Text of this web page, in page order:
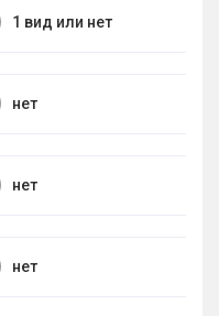
1 вид или нет
нет
нет
нет